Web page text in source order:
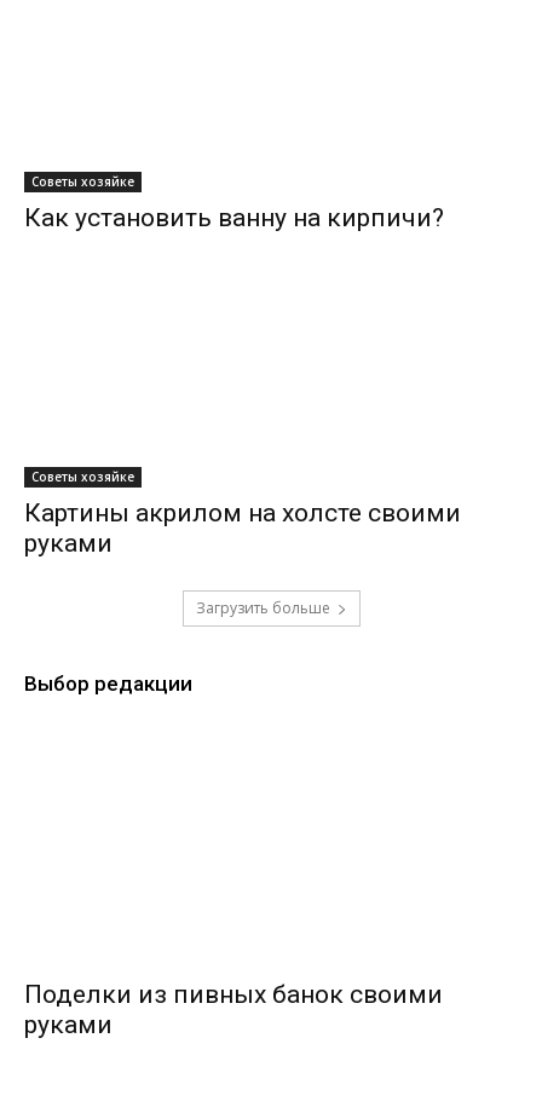
Советы хозяйке
Как установить ванну на кирпичи?
Советы хозяйке
Картины акрилом на холсте своими
руками
Загрузить больше
Выбор редакции
Поделки из пивных банок своими
руками